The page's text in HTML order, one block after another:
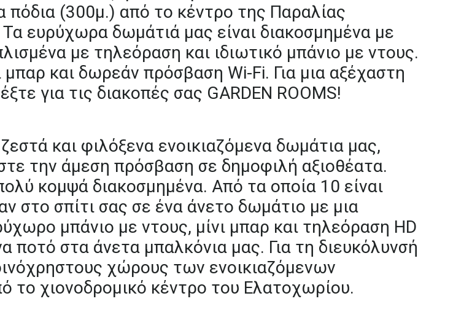
πόδια (300μ.) από το κέντρο της Παραλίας
Τα ευρύχωρα δωμάτιά μας είναι διακοσμημένα με
με τηλεόραση και ιδιωτικό μπάνιο με ντους.
μπαρ και δωρεάν πρόσβαση Wi-Fi. Για μια αξέχαστη
για τις διακοπές σας GARDEN ROOMS!
ζεστά και φιλόξενα ενοικιαζόμενα δωμάτια μας,
την άμεση πρόσβαση σε δημοφιλή αξιοθέατα.
κομψά διακοσμημένα. Από τα οποία 10 είναι
στο σπίτι σας σε ένα άνετο δωμάτιο με μια
μπάνιο με ντους, μίνι μπαρ και τηλεόραση HD
ποτό στα άνετα μπαλκόνια μας. Για τη διευκόλυνσή
χώρους των ενοικιαζόμενων
το χιονοδρομικό κέντρο του Ελατοχωρίου.